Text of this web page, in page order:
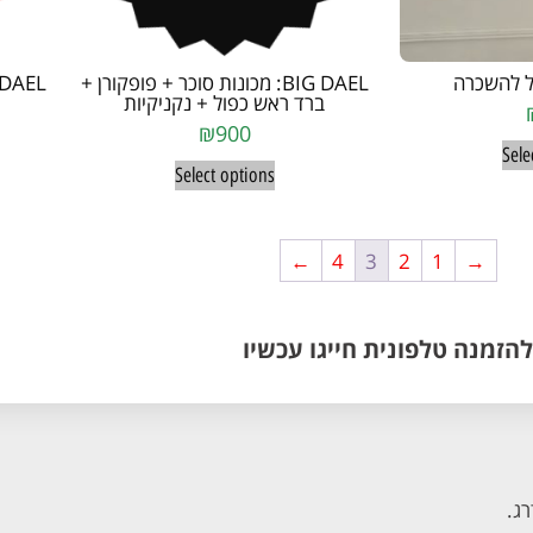
להשכרה BIG DAEL: מכונות סוכר + פופקורן +
ברד ראש כפול + נקניקיות
₪900
Select options
→
1
2
3
4
←
להזמנה טלפונית חייגו עכשיו